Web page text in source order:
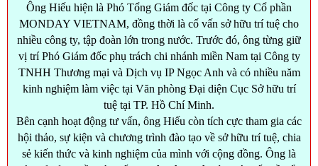
Ông Hiếu hiện là Phó Tổng Giám đốc tại Công ty Cổ phần
MONDAY VIETNAM, đồng thời là cố vấn sở hữu trí tuệ cho
nhiều công ty, tập đoàn lớn trong nước. Trước đó, ông từng giữ
vị trí Phó Giám đốc phụ trách chi nhánh miền Nam tại Công ty
TNHH Thương mại và Dịch vụ IP Ngọc Anh và có nhiều năm
kinh nghiệm làm việc tại Văn phòng Đại diện Cục Sở hữu trí
tuệ tại TP. Hồ Chí Minh.
Bên cạnh hoạt động tư vấn, ông Hiếu còn tích cực tham gia các
hội thảo, sự kiện và chương trình đào tạo về sở hữu trí tuệ, chia
sẻ kiến thức và kinh nghiệm của mình với cộng đồng. Ông là